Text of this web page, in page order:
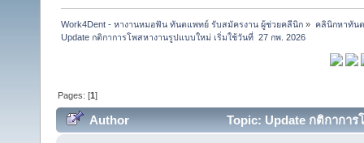
Work4Dent - หางานหมอฟัน ทันตแพทย์ รับสมัครงาน ผู้ช่วยคลีนิก » คลินิกหาทัน
Update กติกาการโพสหางานรูปแบบใหม่ เริ่มใช้วันที่  27 กพ. 2026
Pages: [1]
Author Topic: Update กติกาการ